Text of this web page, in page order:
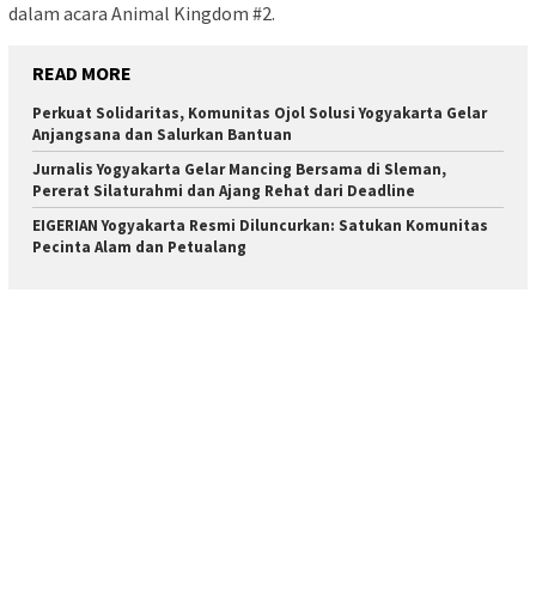
dalam acara Animal Kingdom #2.
READ MORE
Perkuat Solidaritas, Komunitas Ojol Solusi Yogyakarta Gelar
Anjangsana dan Salurkan Bantuan
Jurnalis Yogyakarta Gelar Mancing Bersama di Sleman,
Pererat Silaturahmi dan Ajang Rehat dari Deadline
EIGERIAN Yogyakarta Resmi Diluncurkan: Satukan Komunitas
Pecinta Alam dan Petualang